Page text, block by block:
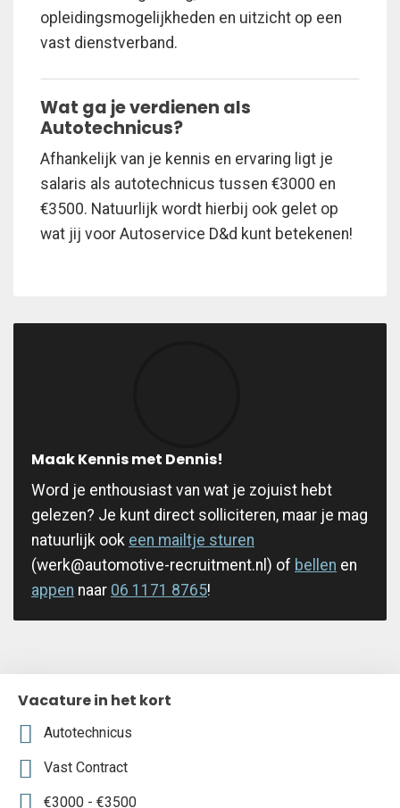
opleidingsmogelijkheden en uitzicht op een
vast dienstverband.
Wat ga je verdienen als
Autotechnicus?
Afhankelijk van je kennis en ervaring ligt je
salaris als autotechnicus tussen €3000 en
€3500. Natuurlijk wordt hierbij ook gelet op
wat jij voor Autoservice D&d kunt betekenen!
Maak Kennis met Dennis!
Word je enthousiast van wat je zojuist hebt
gelezen? Je kunt direct solliciteren, maar je mag
natuurlijk ook een mailtje sturen
(werk@automotive-recruitment.nl) of bellen en
appen naar 06 1171 8765!
Vacature in het kort
Autotechnicus
Vast Contract
€3000 - €3500